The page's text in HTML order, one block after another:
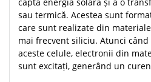
capta energia solară și a o
sau termică. Acestea sunt
care sunt realizate din
mai frecvent siliciu. Atunci
aceste celule, electronii din
sunt excitați, generând un